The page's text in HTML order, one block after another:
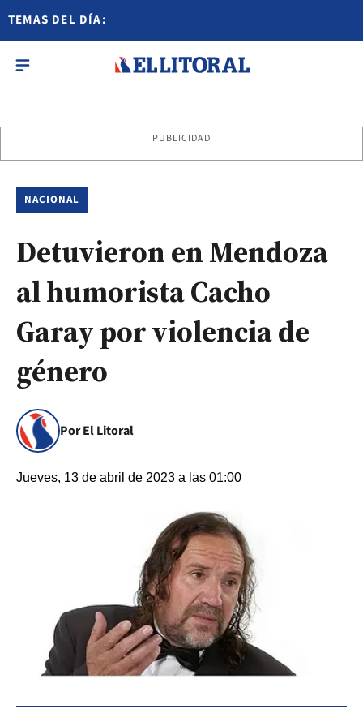
TEMAS DEL DÍA:
PUBLICIDAD
NACIONAL
Detuvieron en Mendoza
al humorista Cacho
Garay por violencia de
género
Por El Litoral
Jueves, 13 de abril de 2023 a las 01:00